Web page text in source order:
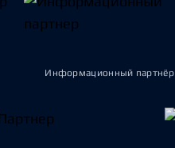
Информационный партнёр